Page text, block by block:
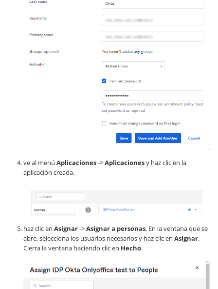
ve al menú Aplicaciones->Aplicacionesy haz clic en la
aplicación creada,
haz clic en Asignar->Asignar a personas. En la ventana que se
abre, selecciona los usuarios necesarios y haz clic en Asignar.
Cierra la ventana haciendo clic en Hecho.